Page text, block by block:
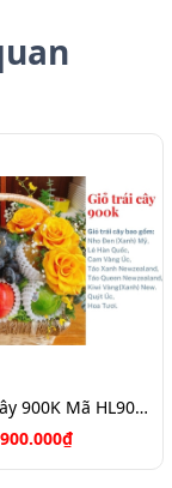
Giỏ Trái Cây 900K Mã HL9031
900.000₫